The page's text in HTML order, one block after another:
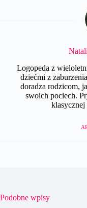
Logopeda z
dziećmi z
doradza rodzicom,
swoich pociech.
Podobne wpisy